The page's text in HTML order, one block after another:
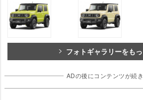
フォトギャラリーをも
ADの後にコンテンツが続